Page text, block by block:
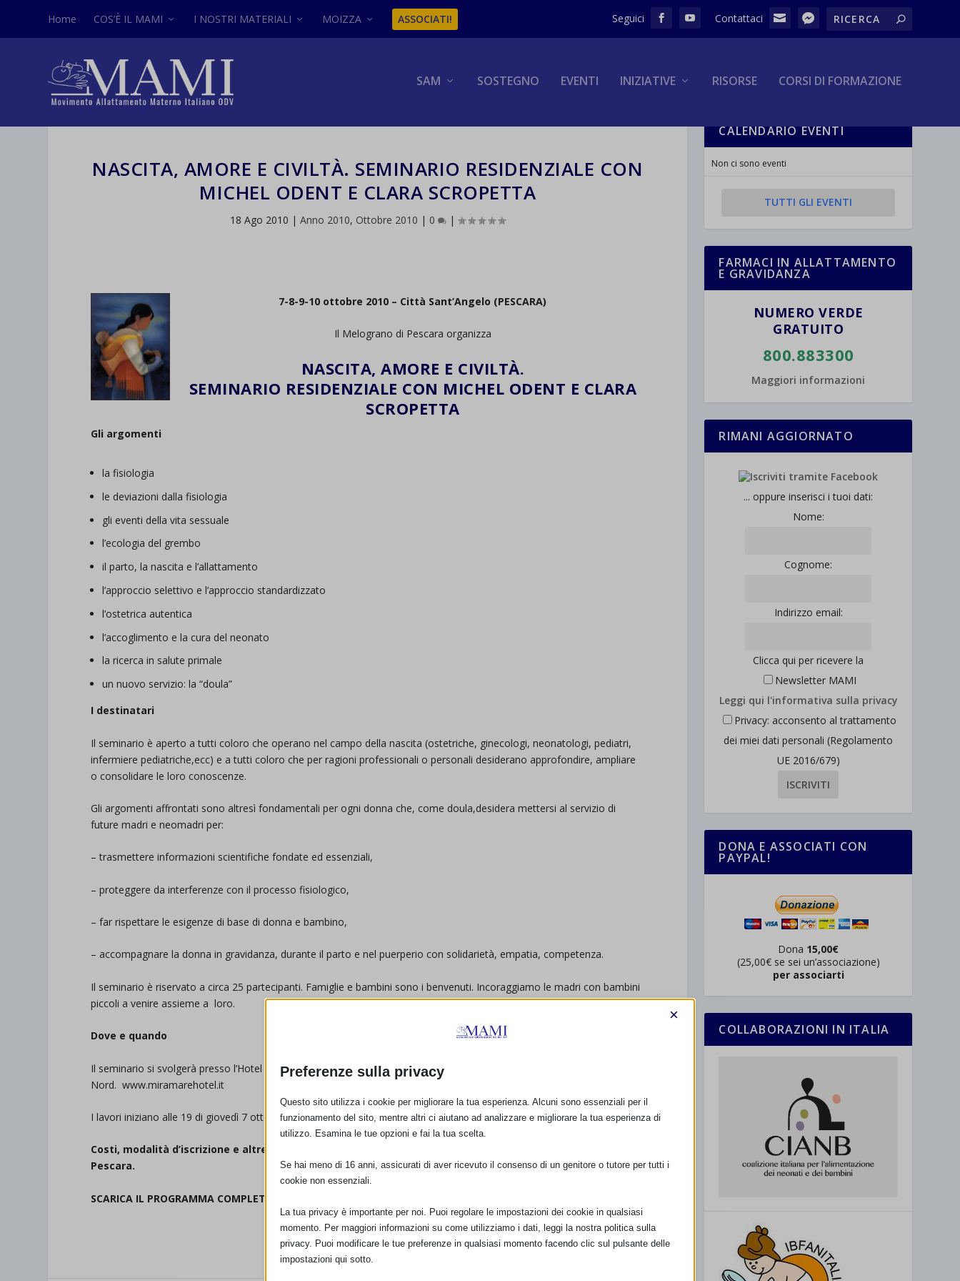
Home COS’È IL MAMI I NOSTRI MATERIALI MOIZZA ASSOCIATI!
SAM SOSTEGNO EVENTI INIZIATIVE RISORSE CORSI DI FORMAZIONE
NASCITA, AMORE E CIVILTÀ. SEMINARIO RESIDENZIALE CON
MICHEL ODENT E CLARA SCROPETTA
18 Ago 2010 |Anno 2010, Ottobre 2010 | 0 |
7-8-9-10 ottobre 2010 – Città Sant’Angelo (PESCARA)
Il Melograno di Pescara organizza
NASCITA, AMORE E CIVILTÀ.
SEMINARIO RESIDENZIALE CON MICHEL ODENT E CLARA
SCROPETTA
Gli argomenti
la fisiologia
le deviazioni dalla fisiologia
gli eventi della vita sessuale
l’ecologia del grembo
il parto, la nascita e l’allattamento
l’approccio selettivo e l’approccio standardizzato
l’ostetrica autentica
l’accoglimento e la cura del neonato
la ricerca in salute primale
un nuovo servizio: la “doula”
I destinatari
Il seminario è aperto a tutti coloro che operano nel campo della nascita (ostetriche, ginecologi, neonatologi, pediatri,
infermiere pediatriche,ecc) e a tutti coloro che per ragioni professionali o personali desiderano approfondire, ampliare
o consolidare le loro conoscenze.
Gli argomenti affrontati sono altresì fondamentali per ogni donna che, come doula,desidera mettersi al servizio di
future madri e neomadri per:
– trasmettere informazioni scientifiche fondate ed essenziali,
– proteggere da interferenze con il processo fisiologico,
– far rispettare le esigenze di base di donna e bambino,
– accompagnare la donna in gravidanza, durante il parto e nel puerperio con solidarietà, empatia, competenza.
Il seminario è riservato a circa 25 partecipanti. Famiglie e bambini sono i benvenuti. Incoraggiamo le madri con bambini
piccoli a venire assieme a loro.
Dove e quando
Il seminario si svolgerà presso l’Hotel Miramare a Marina di Città Sant’Angelo, uscita casello autostradale Pescara
Nord. www.miramarehotel.it
I lavori iniziano alle 19 di giovedì 7 ottobre e si concludono alle 18 di domenica 10 ottobre 2010.
Costi, modalità d’iscrizione e altre informazioni sul sito del Melograno Nazionale e del Melograno di
Pescara.
SCARICA IL PROGRAMMA COMPLETO
CALENDARIO EVENTI
Non ci sono eventi
TUTTI GLI EVENTI
FARMACI IN ALLATTAMENTO
E GRAVIDANZA
NUMERO VERDE
GRATUITO
800.883300
Maggiori informazioni
RIMANI AGGIORNATO
... oppure inserisci i tuoi dati:
Nome:
Cognome:
Indirizzo email:
Clicca qui per ricevere la
Newsletter MAMI
Leggi qui l'informativa sulla privacy
Privacy: acconsento al trattamento
dei miei dati personali (Regolamento
UE 2016/679)
DONA E ASSOCIATI CON
PAYPAL!
Dona 15,00€
(25,00€ se sei un’associazione)
per associarti
COLLABORAZIONI IN ITALIA
Preferenze sulla privacy
×
Questo sito utilizza i cookie per migliorare la tua esperienza. Alcuni sono essenziali per il
funzionamento del sito, mentre altri ci aiutano ad analizzare e migliorare la tua esperienza di
utilizzo. Esamina le tue opzioni e fai la tua scelta.
Se hai meno di 16 anni, assicurati di aver ricevuto il consenso di un genitore o tutore per tutti i
cookie non essenziali.
La tua privacy è importante per noi. Puoi regolare le impostazioni dei cookie in qualsiasi
momento. Per maggiori informazioni su come utilizziamo i dati, leggi la nostra politica sulla
privacy. Puoi modificare le tue preferenze in qualsiasi momento facendo clic sul pulsante delle
impostazioni qui sotto.